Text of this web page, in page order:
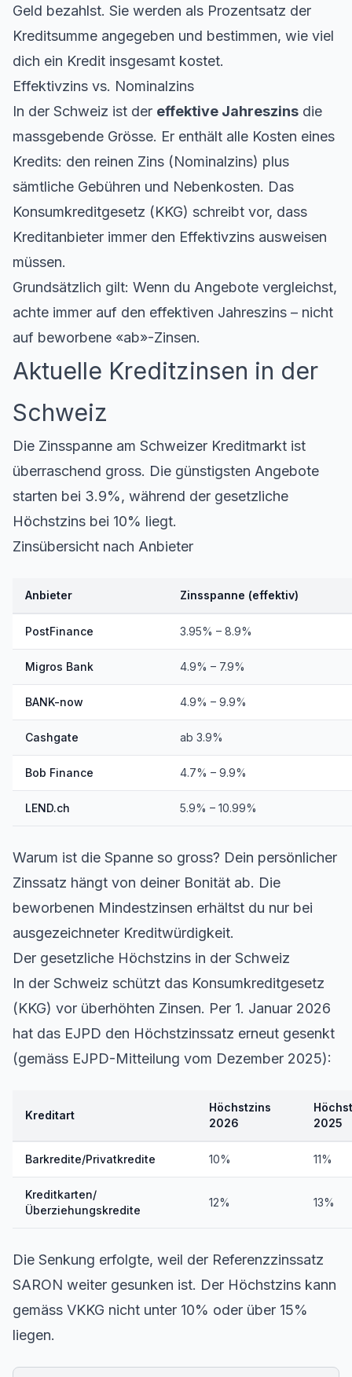
Geld bezahlst. Sie werden als Prozentsatz der
Kreditsumme angegeben und bestimmen, wie viel
dich ein Kredit insgesamt kostet.
Effektivzins vs. Nominalzins
In der Schweiz ist der effektive Jahreszins die
massgebende Grösse. Er enthält alle Kosten eines
Kredits: den reinen Zins (Nominalzins) plus
sämtliche Gebühren und Nebenkosten. Das
Konsumkreditgesetz (KKG) schreibt vor, dass
Kreditanbieter immer den Effektivzins ausweisen
müssen.
Grundsätzlich gilt: Wenn du Angebote vergleichst,
achte immer auf den effektiven Jahreszins – nicht
auf beworbene «ab»-Zinsen.
Aktuelle Kreditzinsen in der
Schweiz
Die Zinsspanne am Schweizer Kreditmarkt ist
überraschend gross. Die günstigsten Angebote
starten bei 3.9%, während der gesetzliche
Höchstzins bei 10% liegt.
Zinsübersicht nach Anbieter
Anbieter Zinsspanne (effektiv)
PostFinance 3.95% – 8.9%
Migros Bank 4.9% – 7.9%
BANK-now 4.9% – 9.9%
Cashgate ab 3.9%
Bob Finance 4.7% – 9.9%
LEND.ch 5.9% – 10.99%
Warum ist die Spanne so gross? Dein persönlicher
Zinssatz hängt von deiner Bonität ab. Die
beworbenen Mindestzinsen erhältst du nur bei
ausgezeichneter Kreditwürdigkeit.
Der gesetzliche Höchstzins in der Schweiz
In der Schweiz schützt das Konsumkreditgesetz
(KKG) vor überhöhten Zinsen. Per 1. Januar 2026
hat das EJPD den Höchstzinssatz erneut gesenkt
(gemäss EJPD-Mitteilung vom Dezember 2025):
Kreditart
Höchstzins
2026
2025
Barkredite/Privatkredite 10% 11%
Kreditkarten/
Überziehungskredite
12% 13%
Die Senkung erfolgte, weil der Referenzzinssatz
SARON weiter gesunken ist. Der Höchstzins kann
gemäss VKKG nicht unter 10% oder über 15%
liegen.